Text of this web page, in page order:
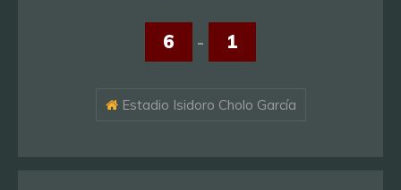
6 - 1
Estadio Isidoro Cholo García